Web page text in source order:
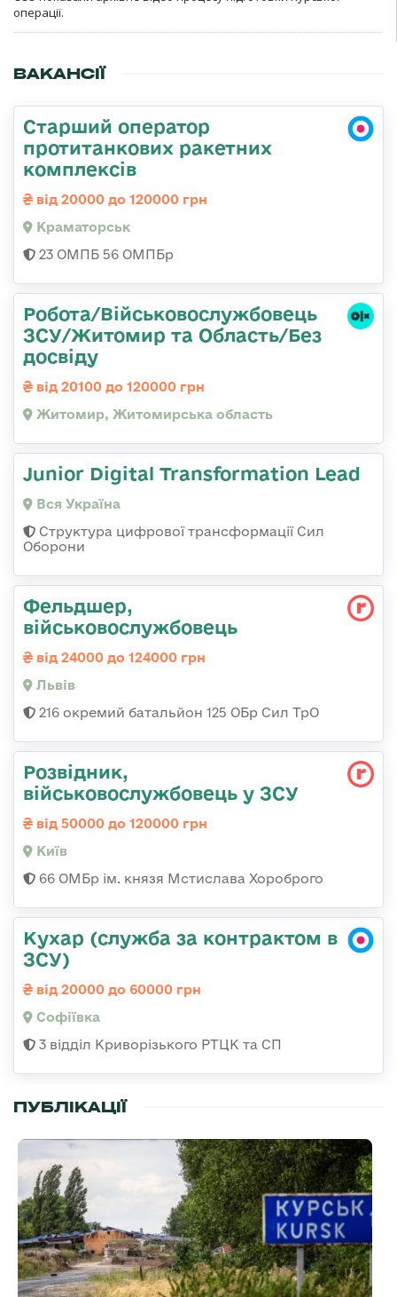
операції.
ВАКАНСІЇ
Старший оператор
протитанкових ракетних
комплексів
від 20000 до 120000 грн
Краматорськ
23 ОМПБ 56 ОМПБр
Робота/Військовослужбовець
ЗСУ/Житомир та Область/Без
досвіду
від 20100 до 120000 грн
Житомир, Житомирська область
Junior Digital Transformation Lead
Вся Україна
Структура цифрової трансформації Сил
Оборони
Фельдшер,
військовослужбовець
від 24000 до 124000 грн
Львів
216 окремий батальйон 125 ОБр Сил ТрО
Розвідник,
військовослужбовець у ЗСУ
від 50000 до 120000 грн
Київ
66 ОМБр ім. князя Мстислава Хороброго
Кухар (служба за контрактом в
ЗСУ)
від 20000 до 60000 грн
Софіївка
3 відділ Криворізького РТЦК та СП
ПУБЛІКАЦІЇ